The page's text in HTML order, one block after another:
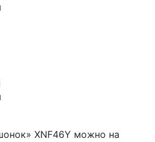
XNF46Y можно на